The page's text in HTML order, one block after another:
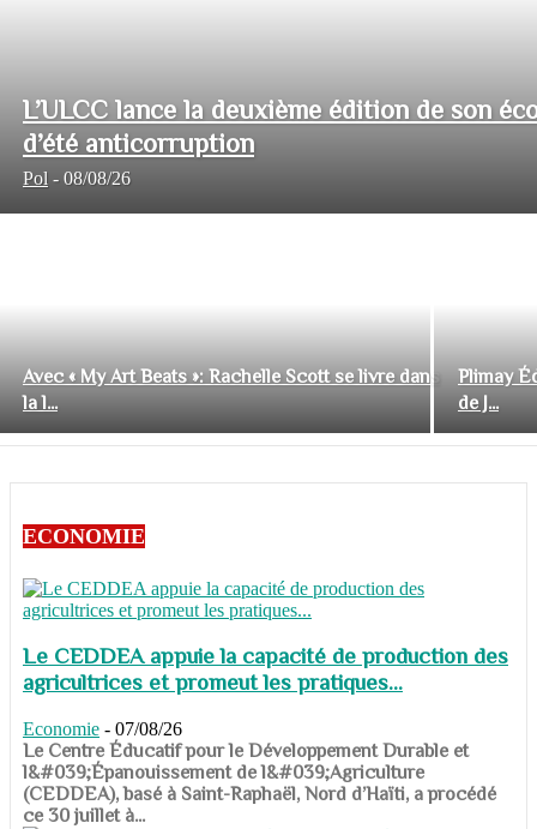
L’ULCC lance la deuxième édition de son
d’été anticorruption
Pol - 08/08/26
Avec « My Art Beats »: Rachelle Scott se livre dans
la l...
Plimay
de J...
ECONOMIE
Le CEDDEA appuie la capacité de production des
agricultrices et promeut les pratiques...
Economie - 07/08/26
​​​​​​​Le Centre Éducatif pour le Développement Durable et
l&#039;Épanouissement de l&#039;Agriculture
(CEDDEA), basé à Saint-Raphaël, Nord d’Haïti, a procédé
ce 30 juillet à...